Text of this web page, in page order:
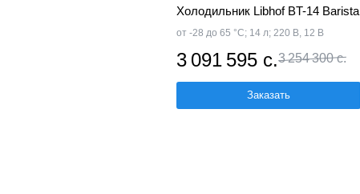
Холодильник Libhof BT-14 Barista
от -28 до 65 °C; 14 л; 220 В, 12 В
3 091 595 с.3 254 300 с.
Заказать